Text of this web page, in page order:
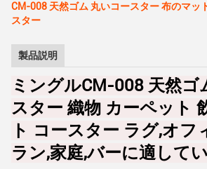
CM-008 天然ゴム 丸いコースター 布のマッ
スター
製品説明
ミングルCM-008 天然ゴ
スター 織物 カーペット
ト コースター ラグ,オフ
ラン,家庭,バーに適して